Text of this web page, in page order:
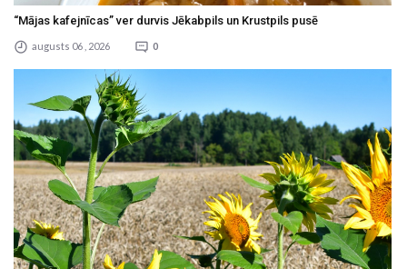
“Mājas kafejnīcas” ver durvis Jēkabpils un Krustpils pusē
augusts 06 , 2026 0